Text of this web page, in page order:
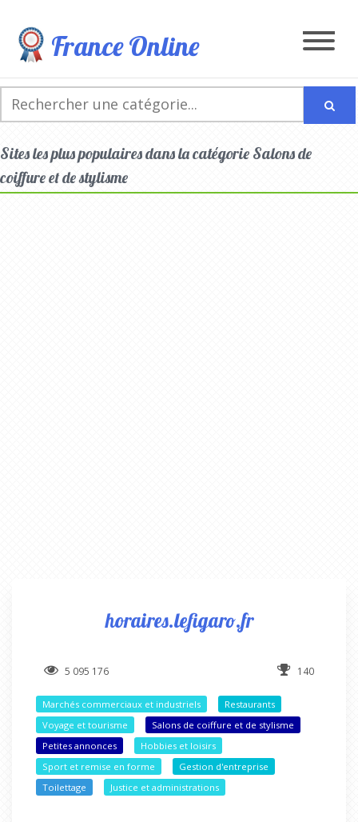
France Online
Sites les plus populaires dans la catégorie Salons de
coiffure et de stylisme
horaires.lefigaro.fr
5 095 176 140
Marchés commerciaux et industriels
Restaurants
Voyage et tourisme
Salons de coiffure et de stylisme
Petites annonces
Hobbies et loisirs
Sport et remise en forme
Gestion d'entreprise
Toilettage
Justice et administrations